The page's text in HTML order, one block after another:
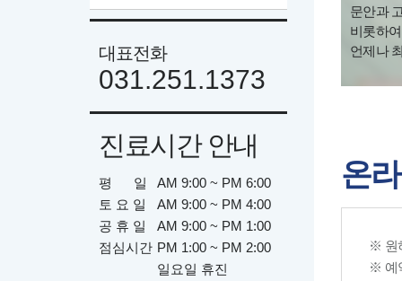
대표전화
031.251.1373
진료시간 안내
평 일
AM 9:00 ~ PM 6:00
토 요 일
AM 9:00 ~ PM 4:00
공 휴 일
AM 9:00 ~ PM 1:00
점심시간 PM 1:00 ~ PM 2:00
일요일 휴진
문안과
비롯하
언제나
온
※ 원
※ 예